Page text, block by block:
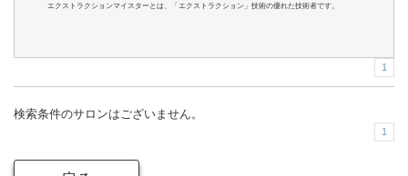
エクストラクションマイスターとは、「エクストラクション」技術の優れた技術者です。
1
検索条件のサロンはございません。
1